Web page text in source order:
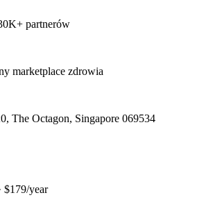
partnerów
marketplace zdrowia
The Octagon, Singapore 069534
$179/year